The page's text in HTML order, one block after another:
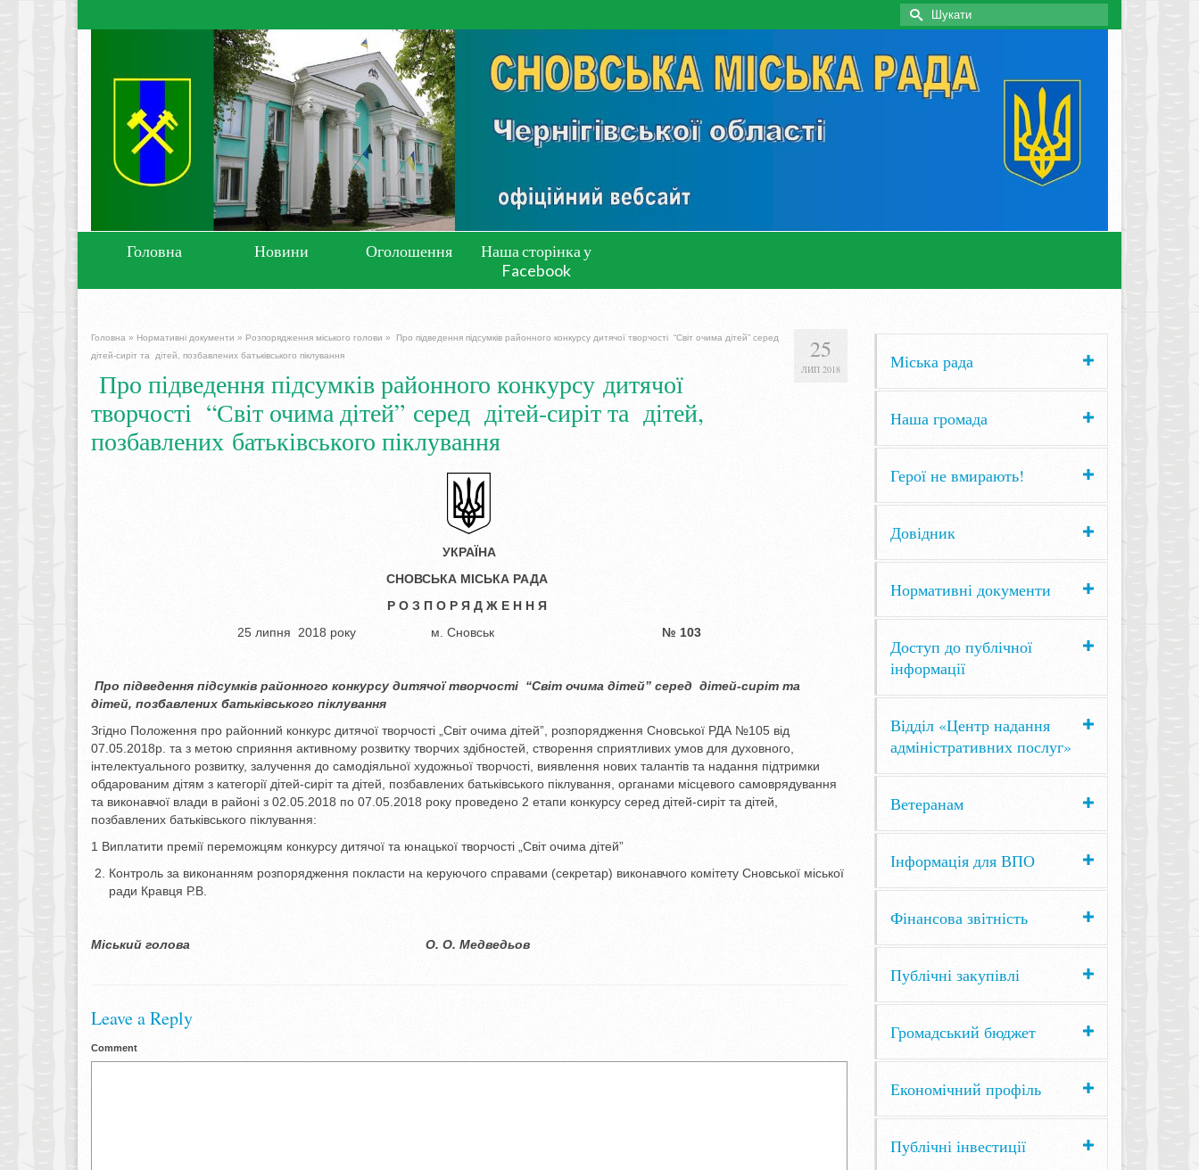
Search
for:
Головна Новини Оголошення
Наша сторінка у
Facebook
25
ЛИП 2018
Головна » Нормативні документи » Розпорядження міського голови »
Про підведення підсумків районного конкурсу дитячої творчості “Світ очима дітей” серед
дітей-сиріт та дітей, позбавлених батьківського піклування
Про підведення підсумків районного конкурсу дитячої
творчості “Світ очима дітей” серед дітей-сиріт та дітей,
позбавлених батьківського піклування
УКРАЇНА
СНОВСЬКА МІСЬКА РАДА
Р О З П О Р Я Д Ж Е Н Н Я
25 липня 2018 року м. Сновськ № 103
Про підведення підсумків районного конкурсудитячої творчості “Світ очима дітей” серед дітей-сиріт та
дітей, позбавлених батьківського піклування
Згідно Положення про районний конкурс дитячої творчості „Світ очима дітей”, розпорядження Сновської РДА №105 від
07.05.2018р. та з метою сприяння активному розвитку творчих здібностей, створення сприятливих умов для духовного,
інтелектуального розвитку, залучення до самодіяльної художньої творчості, виявлення нових талантів та надання підтримки
обдарованим дітям з категорії дітей-сиріт та дітей, позбавлених батьківського піклування, органами місцевого самоврядування
та виконавчої влади в районі з 02.05.2018 по 07.05.2018 року проведено 2 етапи конкурсу серед дітей-сиріт та дітей,
позбавлених батьківського піклування:
1 Виплатити премії переможцям конкурсу дитячої та юнацької творчості „Світ очима дітей”
Контроль за виконанням розпорядження покласти на керуючого справами (секретар) виконавчого комітету Сновської міської
ради Кравця Р.В.
Міський голова О. О. Медведьов
Leave a Reply
Comment
Міська рада
Наша громада
Герої не вмирають!
Довідник
Нормативні документи
Доступ до публічної
інформації
Відділ «Центр надання
адміністративних послуг»
Ветеранам
Інформація для ВПО
Фінансова звітність
Публічні закупівлі
Громадський бюджет
Економічний профіль
Публічні інвестиції